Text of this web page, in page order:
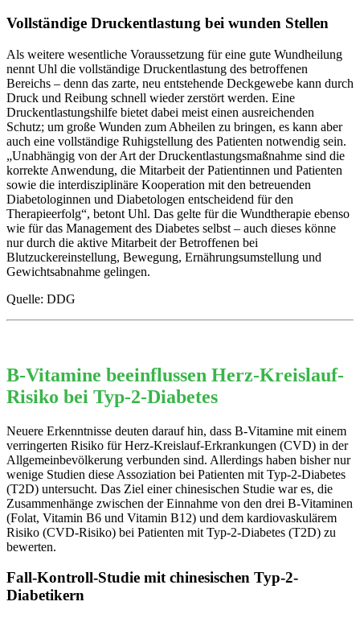
Vollständige Druckentlastung bei wunden Stellen
Als weitere wesentliche Voraussetzung für eine gute Wundheilung
nennt Uhl die vollständige Druckentlastung des betroffenen
Bereichs – denn das zarte, neu entstehende Deckgewebe kann durch
Druck und Reibung schnell wieder zerstört werden. Eine
Druckentlastungshilfe bietet dabei meist einen ausreichenden
Schutz; um große Wunden zum Abheilen zu bringen, es kann aber
auch eine vollständige Ruhigstellung des Patienten notwendig sein.
„Unabhängig von der Art der Druckentlastungsmaßnahme sind die
korrekte Anwendung, die Mitarbeit der Patientinnen und Patienten
sowie die interdisziplinäre Kooperation mit den betreuenden
Diabetologinnen und Diabetologen entscheidend für den
Therapieerfolg“, betont Uhl. Das gelte für die Wundtherapie ebenso
wie für das Management des Diabetes selbst – auch dieses könne
nur durch die aktive Mitarbeit der Betroffenen bei
Blutzuckereinstellung, Bewegung, Ernährungsumstellung und
Gewichtsabnahme gelingen.
Quelle: DDG
B-Vitamine beeinflussen Herz-Kreislauf-
Risiko bei Typ-2-Diabetes
Neuere Erkenntnisse deuten darauf hin, dass B-Vitamine mit einem
verringerten Risiko für Herz-Kreislauf-Erkrankungen (CVD) in der
Allgemeinbevölkerung verbunden sind. Allerdings haben bisher nur
wenige Studien diese Assoziation bei Patienten mit Typ-2-Diabetes
(T2D) untersucht. Das Ziel einer chinesischen Studie war es, die
Zusammenhänge zwischen der Einnahme von den drei B-Vitaminen
(Folat, Vitamin B6 und Vitamin B12) und dem kardiovaskulärem
Risiko (CVD-Risiko) bei Patienten mit Typ-2-Diabetes (T2D) zu
bewerten.
Fall-Kontroll-Studie mit chinesischen Typ-2-
Diabetikern